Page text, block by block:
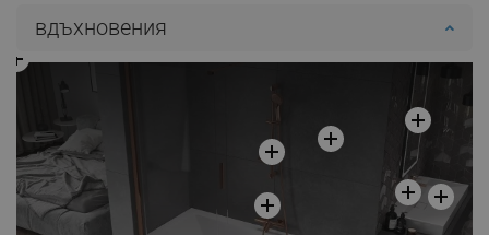
вдъхновения